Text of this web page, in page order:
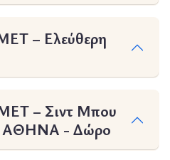
– Ελεύθερη
– Σιντ Μπου
ΑΘΗΝΑ - Δώρο